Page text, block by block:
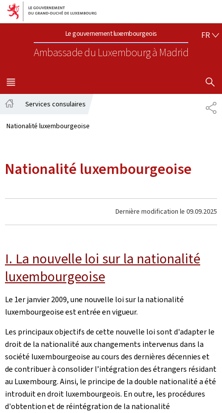
Aller au menu principal
Aller au contenu
Le gouvernement luxembourgeois
Ambassade du Luxembourgà Madrid
FR
MENU
PRINCIPAL
Services consulaires
Nationalité luxembourgeoise
Nationalité luxembourgeoise
Dernière modification le 09.09.2025
I. La nouvelle loi sur la nationalité
luxembourgeoise
Le 1er janvier 2009, une nouvelle loi sur la nationalité
luxembourgeoise est entrée en vigueur.
Les principaux objectifs de cette nouvelle loi sont d'adapter le
droit de la nationalité aux changements intervenus dans la
société luxembourgeoise au cours des dernières décennies et
de contribuer à consolider l’intégration des étrangers résidant
au Luxembourg. Ainsi, le principe de la double nationalité a été
introduit en droit luxembourgeois. En outre, les procédures
d'obtention et de réintégration de la nationalité